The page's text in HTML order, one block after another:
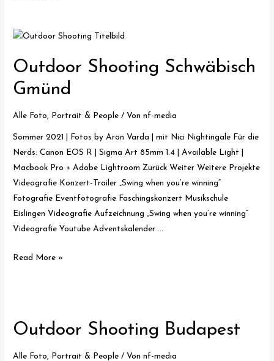
Gmünd
Outdoor Shooting Schwäbisch
Gmünd
Alle Foto, Portrait & People / Vonnf-media
Sommer 2021 | Fotos by Aron Varda | mit Nici Nightingale Für die
Nerds: Canon EOS R | Sigma Art 85mm 1.4 | Available Light |
Macbook Pro + Adobe Lightroom Zurück Weiter Weitere Projekte
Videografie Konzert-Trailer „Swing when you’re winning“
Fotografie Eventfotografie Faschingskonzert Musikschule
Eislingen Videografie Aufzeichnung „Swing when you’re winning“
Videografie Youtube Adventskalender …
Outdoor
Read More »
Outdoor Shooting Budapest
Alle Foto, Portrait & People / Vonnf-media